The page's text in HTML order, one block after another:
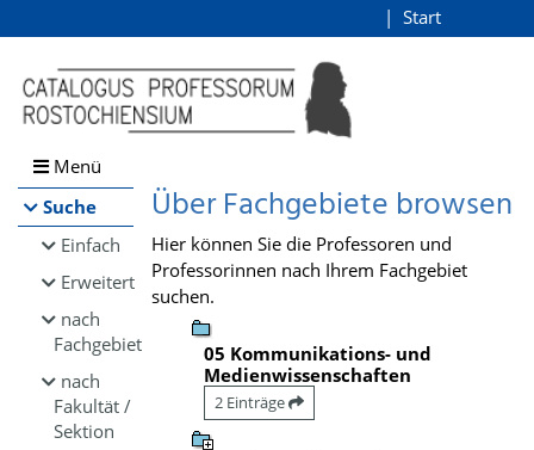
Browsen
direkt zum Inhalt
Start
Menü
Suche
Einfach
Erweitert
nach
Fachgebiet
nach
Fakultät /
Sektion
Über Fachgebiete browsen
Hier können Sie die Professoren und
Professorinnen nach Ihrem Fachgebiet
suchen.
05 Kommunikations- und
Medienwissenschaften
2 Einträge